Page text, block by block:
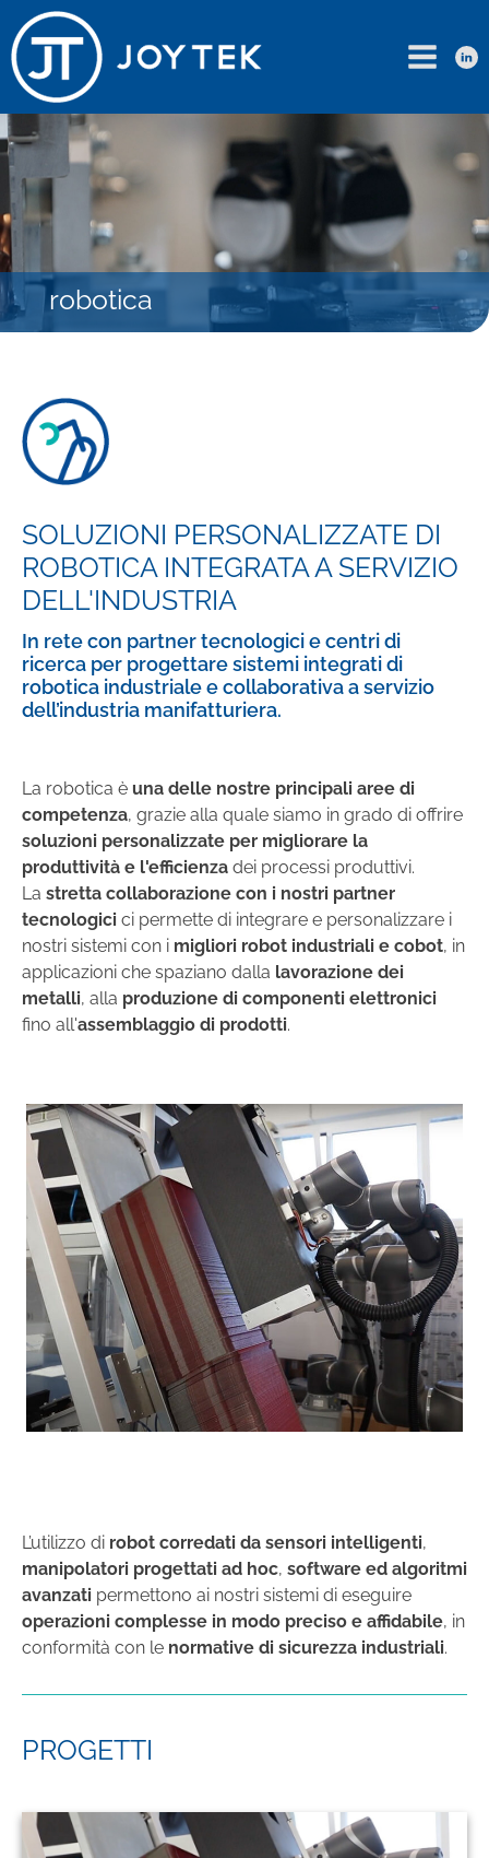
robotica
SOLUZIONI PERSONALIZZATE DI
ROBOTICA INTEGRATA A SERVIZIO
DELL'INDUSTRIA
In rete con partner tecnologici e centri di
ricerca per progettare sistemi integrati di
robotica industriale e collaborativa a servizio
dell’industria manifatturiera.
La robotica è una delle nostre principali aree di
competenza, grazie alla quale siamo in grado di offrire
soluzioni personalizzate per migliorare la
produttività e l'efficienza dei processi produttivi.
La stretta collaborazione con i nostri partner
tecnologici ci permette di integrare e personalizzare i
nostri sistemi con i migliori robot industriali e cobot, in
applicazioni che spaziano dalla lavorazione dei
metalli, alla produzione di componenti elettronici
fino all'assemblaggio di prodotti.
L’utilizzo di robot corredati da sensori intelligenti,
manipolatori progettati ad hoc, software ed algoritmi
avanzati permettono ai nostri sistemi di eseguire
operazioni complesse in modo preciso e affidabile, in
conformità con le normative di sicurezza industriali.
PROGETTI